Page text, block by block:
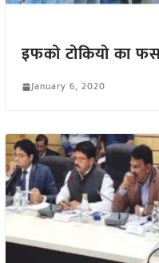
इफको टोकियो का
January 6, 2020